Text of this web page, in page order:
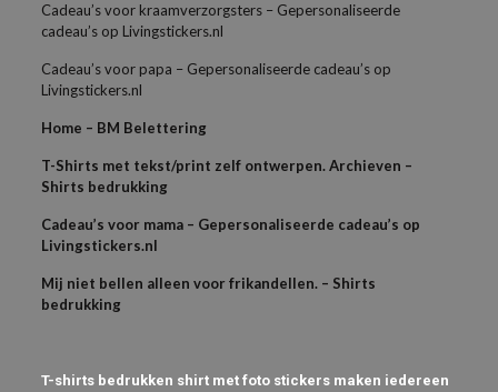
Cadeau’s voor kraamverzorgsters – Gepersonaliseerde
cadeau’s op Livingstickers.nl
Cadeau’s voor papa – Gepersonaliseerde cadeau’s op
Livingstickers.nl
Home – BM Belettering
T-Shirts met tekst/print zelf ontwerpen. Archieven –
Shirts bedrukking
Cadeau’s voor mama – Gepersonaliseerde cadeau’s op
Livingstickers.nl
Mij niet bellen alleen voor frikandellen. – Shirts
bedrukking
T-shirts bedrukken shirt met foto stickers maken iedereen